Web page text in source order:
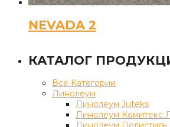
NEVADA 2
КАТАЛОГ
Все Категории
Линолеум
Линолеум Juteks
Линолеум Комитекс